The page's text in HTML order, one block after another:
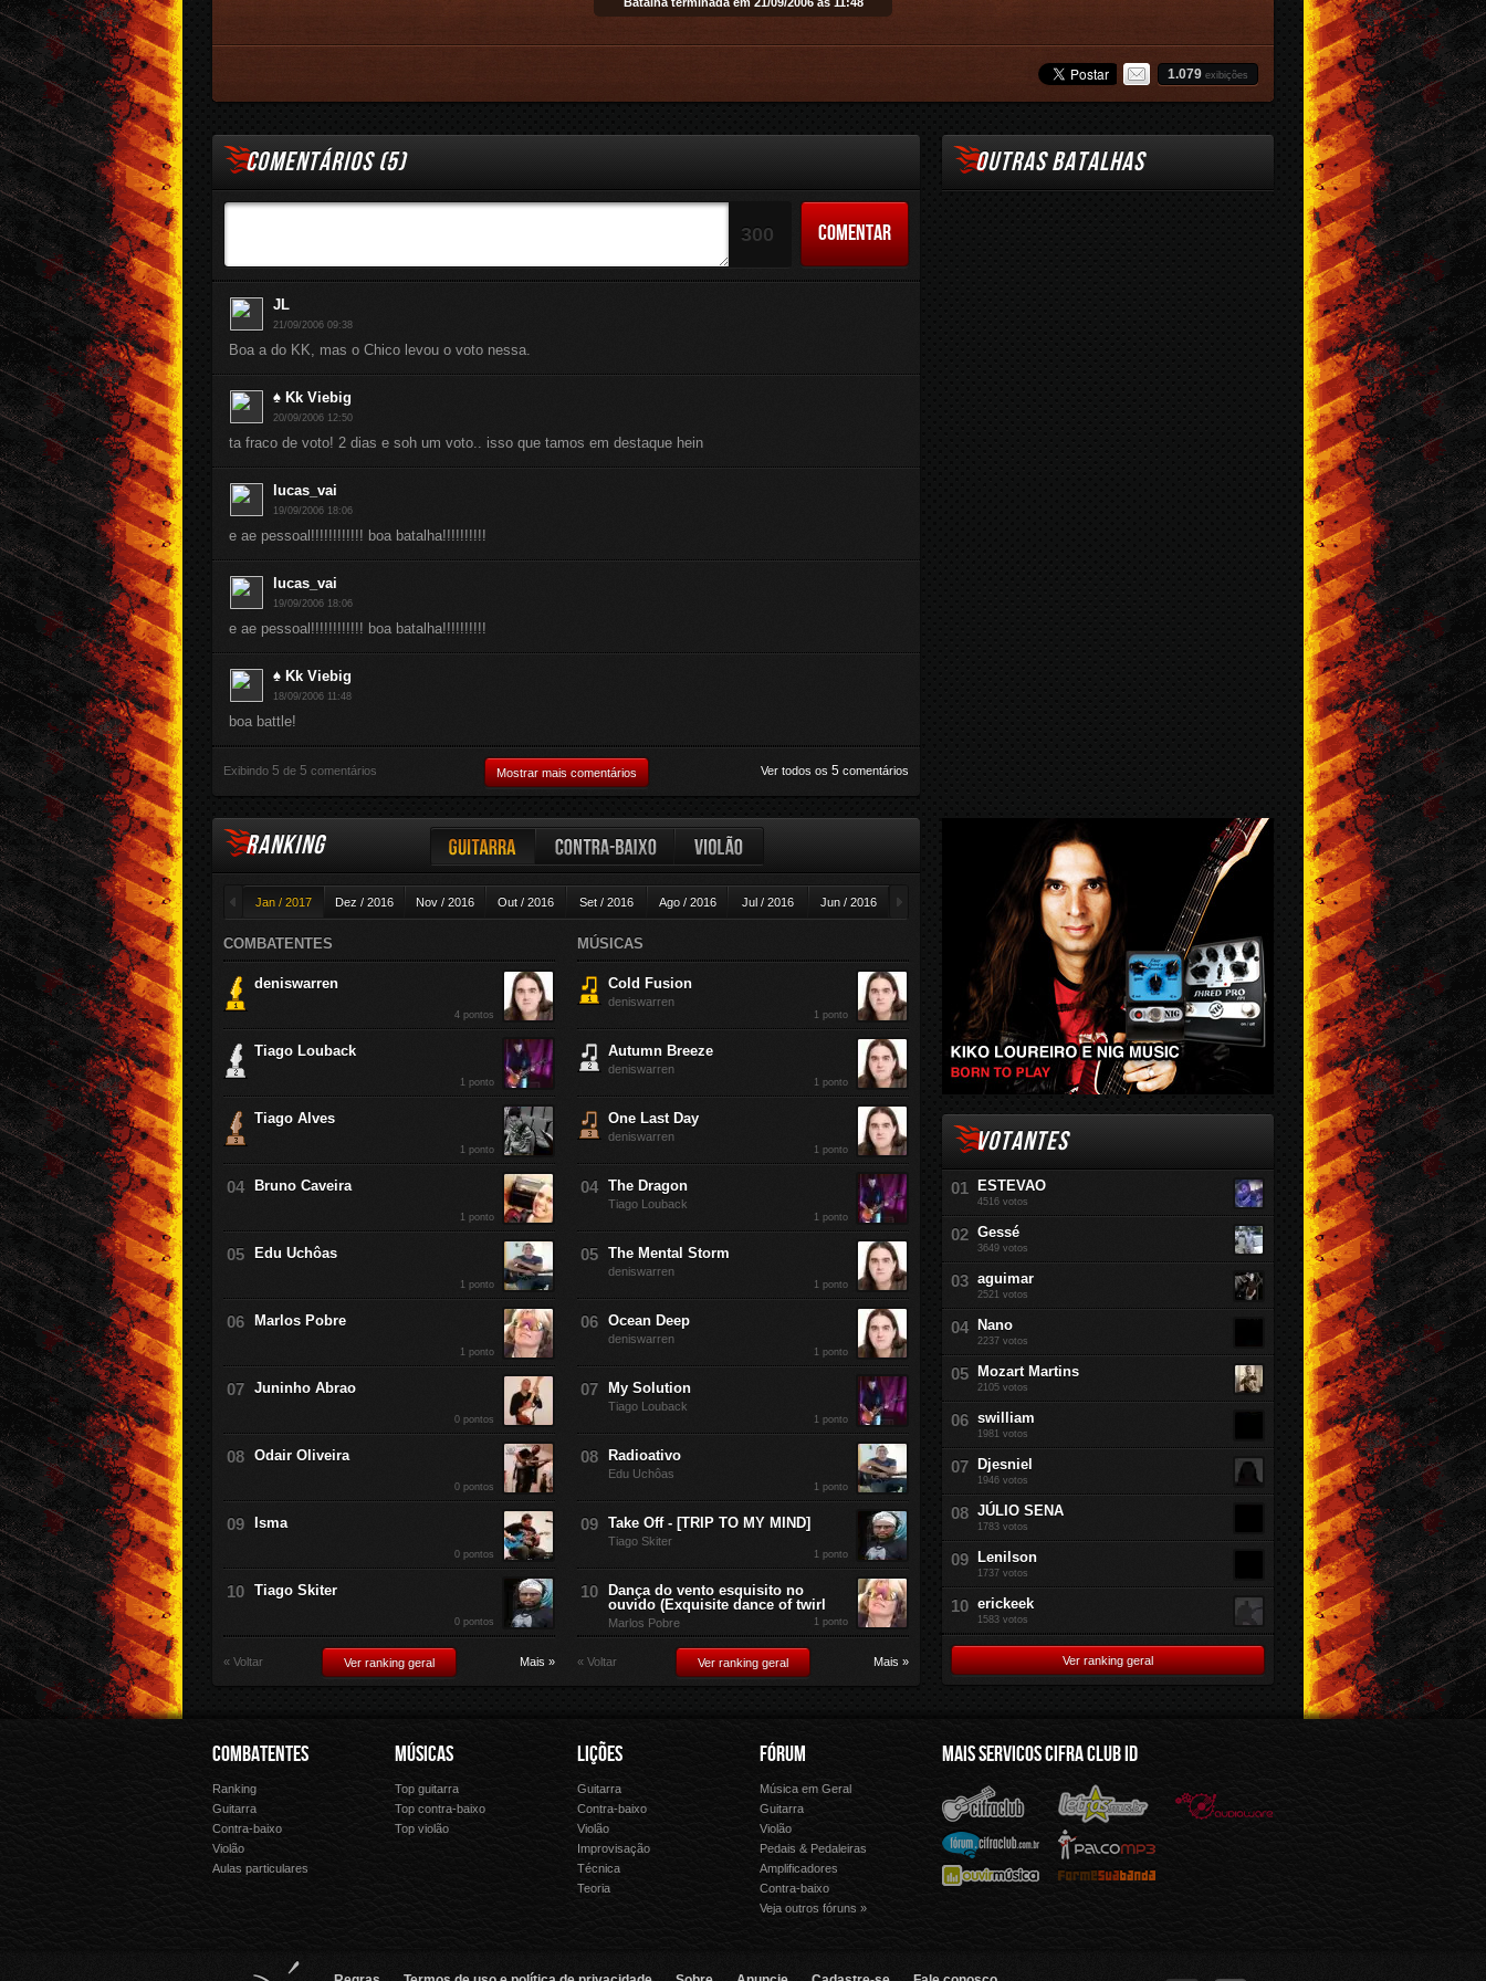
1.079 exibições
COMENTÁRIOS (5)
300 COMENTAR
JL
21/09/2006 09:38
Boa a do KK, mas o Chico levou o voto nessa.
♠ Kk Viebig
20/09/2006 12:50
ta fraco de voto! 2 dias e soh um voto.. isso que tamos em destaque hein
lucas_vai
19/09/2006 18:06
e ae pessoal!!!!!!!!!!!! boa batalha!!!!!!!!!!
lucas_vai
19/09/2006 18:06
e ae pessoal!!!!!!!!!!!! boa batalha!!!!!!!!!!
♠ Kk Viebig
18/09/2006 11:48
boa battle!
Exibindo 5 de 5 comentários Mostrar mais comentários Ver todos os 5 comentários
OUTRAS BATALHAS
RANKING
◄
Jan / 2017 Dez / 2016 Nov / 2016 Out / 2016 Set / 2016 Ago / 2016 Jul / 2016 Jun / 2016 Abr / 2016 Mar / 2016 Fev / 2016
Guitarra Contra-baixo Violão
COMBATENTES
deniswarren
4 pontos
Tiago Louback
1 ponto
Tiago Alves
1 ponto
Bruno Caveira
1 ponto
Edu Uchôas
1 ponto
Marlos Pobre
1 ponto
Juninho Abrao
0 pontos
Odair Oliveira
0 pontos
Isma
0 pontos
Tiago Skiter
0 pontos
« Voltar Ver ranking geral Mais »
MÚSICAS
Cold Fusion
deniswarren
1 ponto
Autumn Breeze
deniswarren
1 ponto
One Last Day
deniswarren
1 ponto
The Dragon
Tiago Louback
1 ponto
The Mental Storm
deniswarren
1 ponto
Ocean Deep
deniswarren
1 ponto
My Solution
Tiago Louback
1 ponto
Radioativo
Edu Uchôas
1 ponto
Take Off - [TRIP TO MY MIND]
Tiago Skiter
1 ponto
Dança do vento esquisito no
ouvido (Exquisite dance of twirl
Marlos Pobre 1 ponto
« Voltar Ver ranking geral Mais »
VOTANTES
ESTEVAO
4516 votos
Gessé
3649 votos
aguimar
2521 votos
Nano
2237 votos
Mozart Martins
2105 votos
swilliam
1981 votos
Djesniel
1946 votos
JÚLIO SENA
1783 votos
Lenilson
1737 votos
erickeek
1583 votos
Ver ranking geral
COMBATENTES
Ranking
Guitarra
Contra-baixo
Violão
Aulas particulares
MÚSICAS
Top guitarra
Top contra-baixo
Top violão
LIÇÕES
Guitarra
Contra-baixo
Violão
Improvisação
Técnica
Teoria
FÓRUM
Música em Geral
Guitarra
Violão
Pedais & Pedaleiras
Amplificadores
Contra-baixo
Veja outros fóruns »
MAIS SERVICOS CIFRA CLUB ID
Cifra Club Letras.mus.br Audioware
Palco Mp3
Ouvir Música Forme Sua Banda